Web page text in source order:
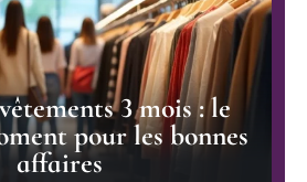
3 mois : le
pour les bonnes
affaires